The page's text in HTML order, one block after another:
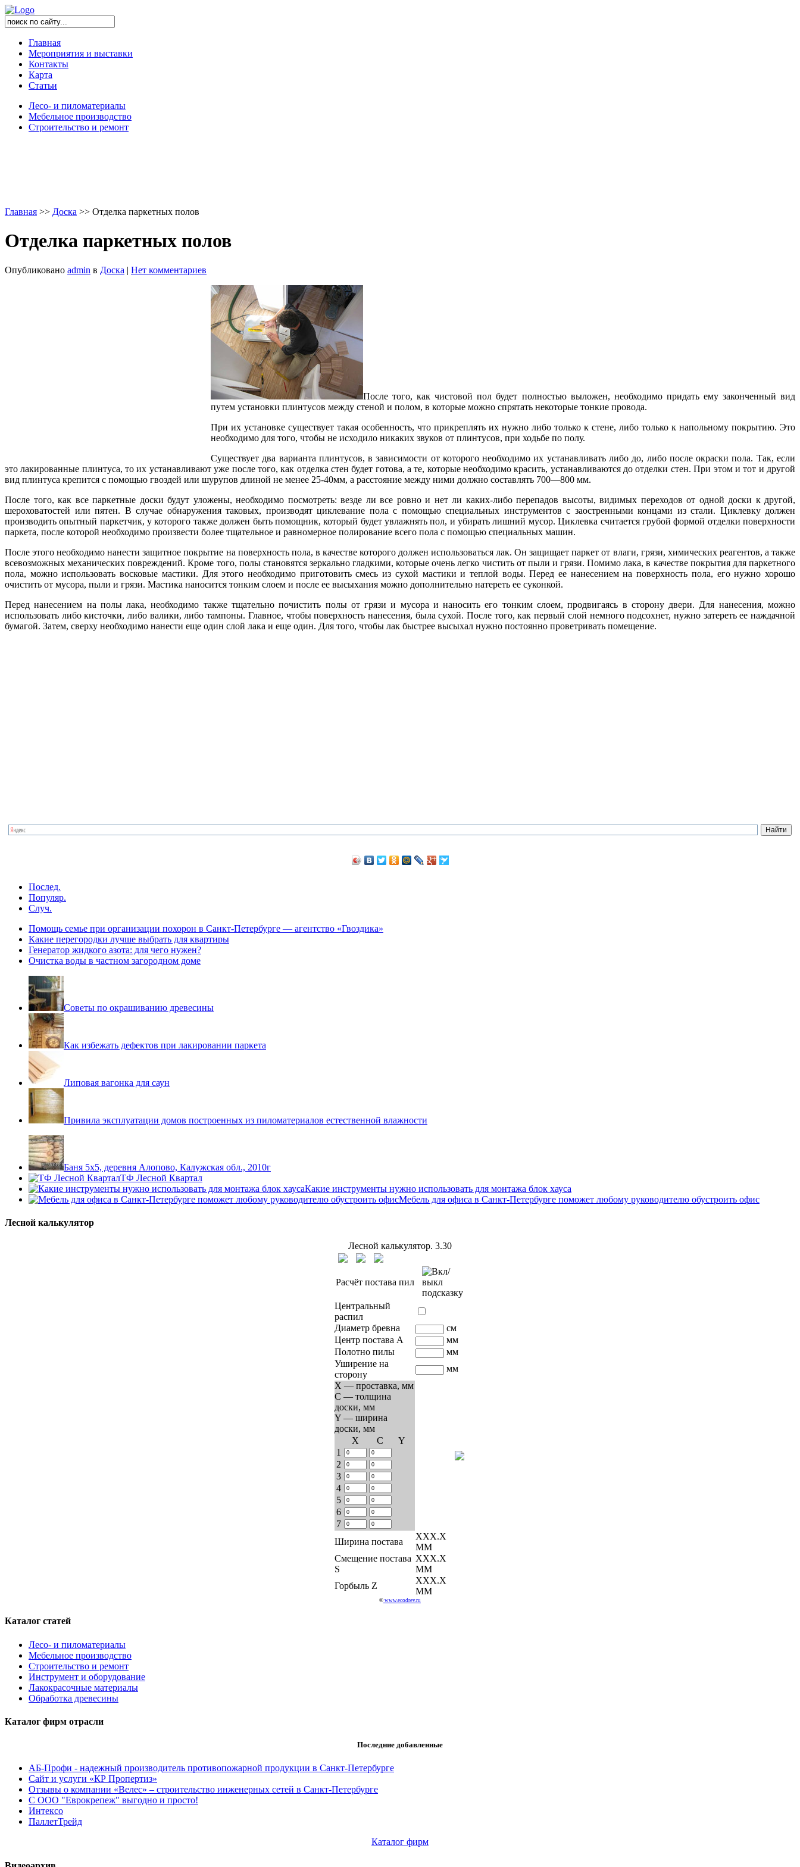
Главная
Мероприятия и выставки
Контакты
Карта
Статьи
Лесо- и пиломатериалы
Мебельное производство
Строительство и ремонт
Главная >> Доска >> Отделка паркетных полов
Отделка паркетных полов
Опубликовано admin в Доска | Нет комментариев
После того, как чистовой пол будет полностью выложен, необходимо придать ему законченный вид
путем установки плинтусов между стеной и полом, в которые можно спрятать некоторые тонкие провода.
При их установке существует такая особенность, что прикреплять их нужно либо только к стене, либо только к напольному покрытию. Это
необходимо для того, чтобы не исходило никаких звуков от плинтусов, при ходьбе по полу.
Существует два варианта плинтусов, в зависимости от которого необходимо их устанавливать либо до, либо после окраски пола. Так, если
это лакированные плинтуса, то их устанавливают уже после того, как отделка стен будет готова, а те, которые необходимо красить, устанавливаются до отделки стен. При этом и тот и другой
вид плинтуса крепится с помощью гвоздей или шурупов длиной не менее 25-40мм, а расстояние между ними должно составлять 700—800 мм.
После того, как все паркетные доски будут уложены, необходимо посмотреть: везде ли все ровно и нет ли каких-либо перепадов высоты, видимых переходов от одной доски к другой,
шероховатостей или пятен. В случае обнаружения таковых, производят циклевание пола с помощью специальных инструментов с заостренными концами из стали. Циклевку должен
производить опытный паркетчик, у которого также должен быть помощник, который будет увлажнять пол, и убирать лишний мусор. Циклевка считается грубой формой отделки поверхности
паркета, после которой необходимо произвести более тщательное и равномерное полирование всего пола с помощью специальных машин.
После этого необходимо нанести защитное покрытие на поверхность пола, в качестве которого должен использоваться лак. Он защищает паркет от влаги, грязи, химических реагентов, а также
всевозможных механических повреждений. Кроме того, полы становятся зеркально гладкими, которые очень легко чистить от пыли и грязи. Помимо лака, в качестве покрытия для паркетного
пола, можно использовать восковые мастики. Для этого необходимо приготовить смесь из сухой мастики и теплой воды. Перед ее нанесением на поверхность пола, его нужно хорошо
очистить от мусора, пыли и грязи. Мастика наносится тонким слоем и после ее высыхания можно дополнительно натереть ее суконкой.
Перед нанесением на полы лака, необходимо также тщательно почистить полы от грязи и мусора и наносить его тонким слоем, продвигаясь в сторону двери. Для нанесения, можно
использовать либо кисточки, либо валики, либо тампоны. Главное, чтобы поверхность нанесения, была сухой. После того, как первый слой немного подсохнет, нужно затереть ее наждачной
бумагой. Затем, сверху необходимо нанести еще один слой лака и еще один. Для того, чтобы лак быстрее высыхал нужно постоянно проветривать помещение.
Послед.
Популяр.
Случ.
Помощь семье при организации похорон в Санкт-Петербурге — агентство «Гвоздика»
Какие перегородки лучше выбрать для квартиры
Генератор жидкого азота: для чего нужен?
Очистка воды в частном загородном доме
Советы по окрашиванию древесины
Как избежать дефектов при лакировании паркета
Липовая вагонка для саун
Привила эксплуатации домов построенных из пиломатериалов естественной влажности
Баня 5х5, деревня Алопово, Калужская обл., 2010г
ТФ Лесной Квартал
Какие инструменты нужно использовать для монтажа блок хауса
Мебель для офиса в Санкт-Петербурге поможет любому руководителю обустроить офис
Лесной калькулятор
Лесной калькулятор. 3.30
Расчёт постава пил
Центральный
распил
Диаметр бревна
см
Центр постава A
мм
Полотно пилы
мм
Уширение на
сторону
мм
X — проставка, мм
C — толщина
доски, мм
Y — ширина
доски, мм
Х
C
Y
1
2
3
4
5
6
7
Ширина постава
ХХХ.Х
ММ
Смещение постава
S
ХХХ.Х
ММ
Горбыль Z
ХХХ.Х
ММ
© www.ecodrev.ru
Каталог статей
Лесо- и пиломатериалы
Мебельное производство
Строительство и ремонт
Инструмент и оборудование
Лакокрасочные материалы
Обработка древесины
Каталог фирм отрасли
Последние добавленные
АБ-Профи - надежный производитель противопожарной продукции в Санкт-Петербурге
Сайт и услуги «КР Пропертиз»
Отзывы о компании «Велес» – строительство инженерных сетей в Санкт-Петербурге
С ООО "Еврокрепеж" выгодно и просто!
Интексо
ПаллетТрейд
Каталог фирм